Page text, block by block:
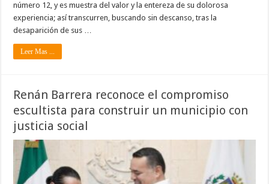
número 12, y es muestra del valor y la entereza de su dolorosa
experiencia; así transcurren, buscando sin descanso, tras la
desaparición de sus …
Leer Mas ...
Renán Barrera reconoce el compromiso
escultista para construir un municipio con
justicia social